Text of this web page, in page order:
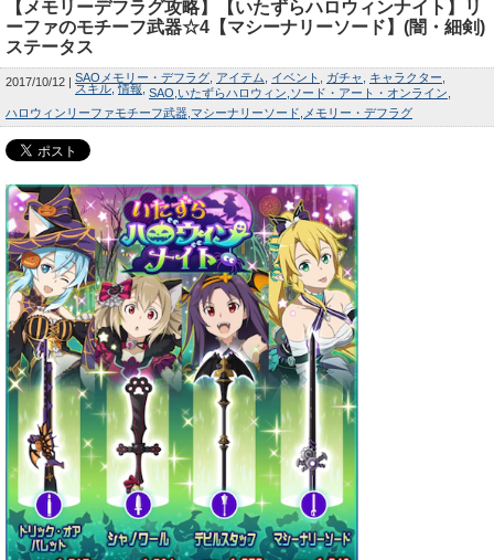
【メモリーデフラグ攻略】【いたずらハロウィンナイト】リ
ーファのモチーフ武器☆4【マシーナリーソード】(闇・細剣)
ステータス
2017/10/12 SAOメモリー・デフラグ アイテム イベント ガチャ
キャラクター
スキル 情報 SAO いたずらハロウィン ソード・アート・オンライン
ハロウィンリーファモチーフ武器 マシーナリーソード メモリー・デフラグ